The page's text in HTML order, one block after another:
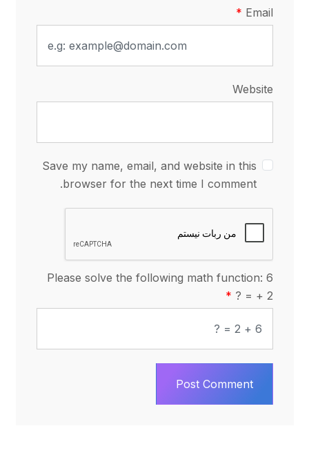
Email
Website
Save my name, email, and website in this
browser for the next time I comment.
Please solve the following math function: 6
+ 2 = ?
Post Comment